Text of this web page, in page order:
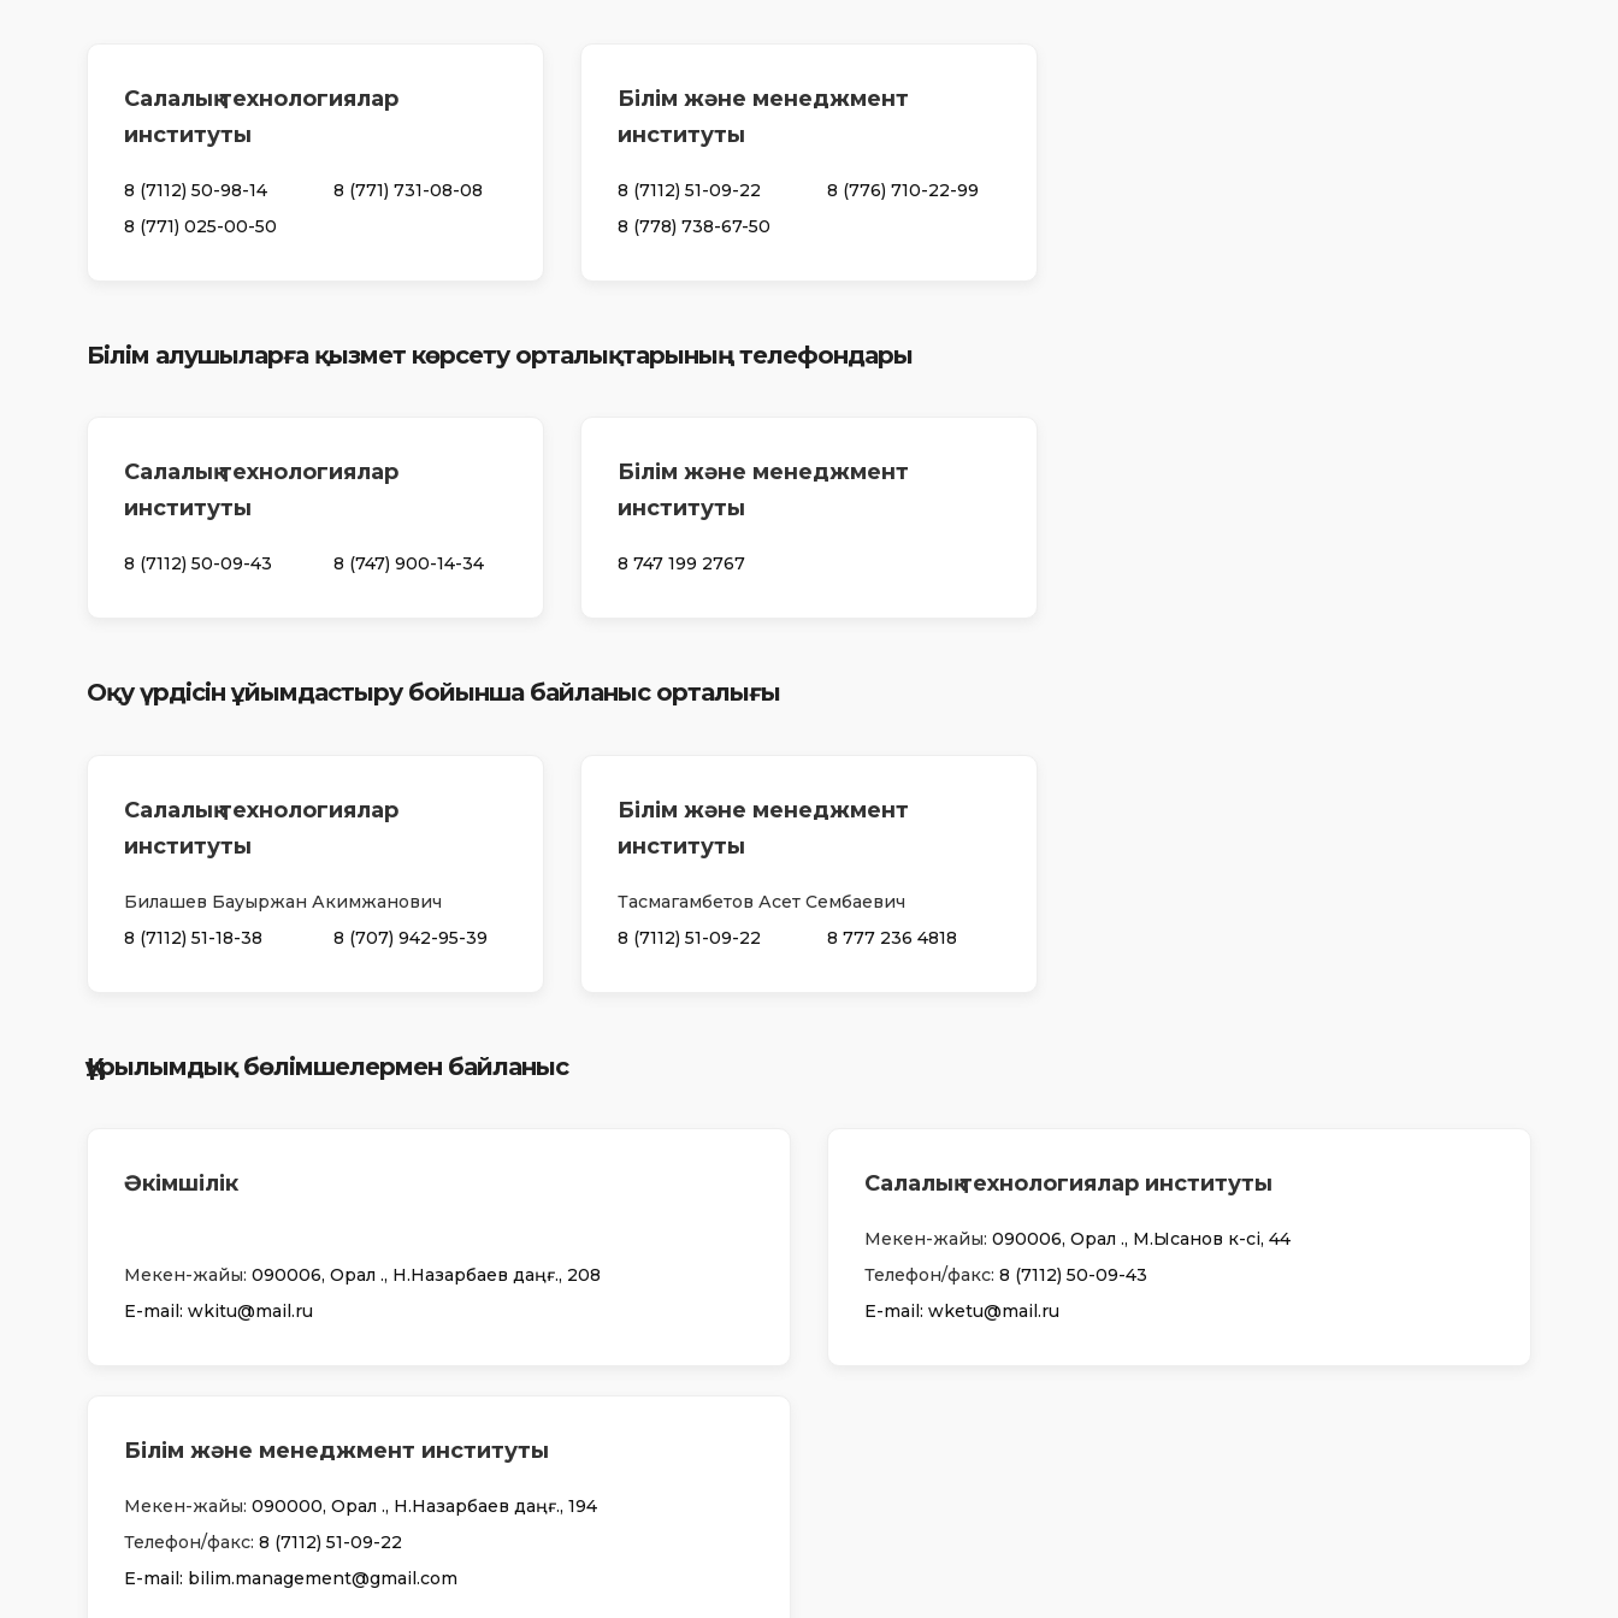
Салалық технологиялар
институты
8 (7112) 50-98-14
8 (771) 731-08-08
8 (771) 025-00-50
Білім және менеджмент
институты
8 (7112) 51-09-22
8 (776) 710-22-99
8 (778) 738-67-50
Білім алушыларға қызмет көрсету орталықтарының телефондары
Салалық технологиялар
институты
8 (7112) 50-09-43 8 (747) 900-14-34
Білім және менеджмент
институты
8 747 199 2767
Оқу үрдісін ұйымдастыру бойынша байланыс орталығы
Салалық технологиялар
институты
Билашев Бауыржан Акимжанович
8 (7112) 51-18-38
8 (707) 942-95-39
Білім және менеджмент
институты
Тасмагамбетов Асет Сембаевич
8 (7112) 51-09-22
8 777 236 4818
Құрылымдық бөлімшелермен байланыс
Әкімшілік
Мекен-жайы: 090006, Орал қ., Н.Назарбаев даңғ., 208
Е-mail: wkitu@mail.ru
Салалық технологиялар институты
Мекен-жайы: 090006, Орал қ., М.Ықсанов к-сі, 44
Телефон/факс: 8 (7112) 50-09-43
Е-mail: wketu@mail.ru
Білім және менеджмент институты
Мекен-жайы: 090000, Орал қ., Н.Назарбаев даңғ., 194
Телефон/факс: 8 (7112) 51-09-22
Е-mail: bilim.management@gmail.com